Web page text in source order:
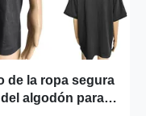
de la ropa segura
algodón para